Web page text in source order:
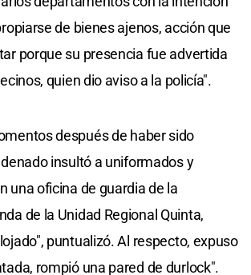
de bienes ajenos, acción que
porque su presencia fue advertida
quien dio aviso a la policía".
después de haber sido
insultó a uniformados y
una oficina de guardia de la
de la Unidad Regional Quinta,
puntualizó. Al respecto, expuso
rompió una pared de durlock".